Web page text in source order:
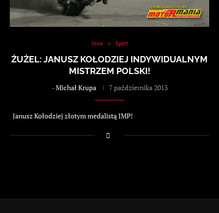
Inne Sport
ŻUŻEL: JANUSZ KOŁODZIEJ INDYWIDUALNYM
MISTRZEM POLSKI!
-Michał Krupa 7 października 2013
Janusz Kołodziej złotym medalistą IMP!